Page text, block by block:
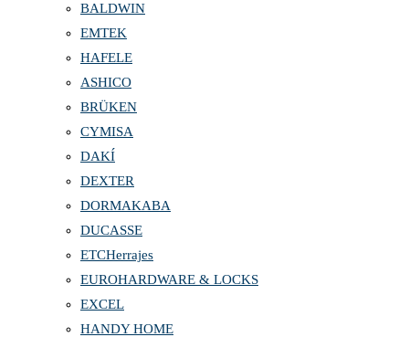
BALDWIN
EMTEK
HAFELE
ASHICO
BRÜKEN
CYMISA
DAKÍ
DEXTER
DORMAKABA
DUCASSE
ETCHerrajes
EUROHARDWARE & LOCKS
EXCEL
HANDY HOME